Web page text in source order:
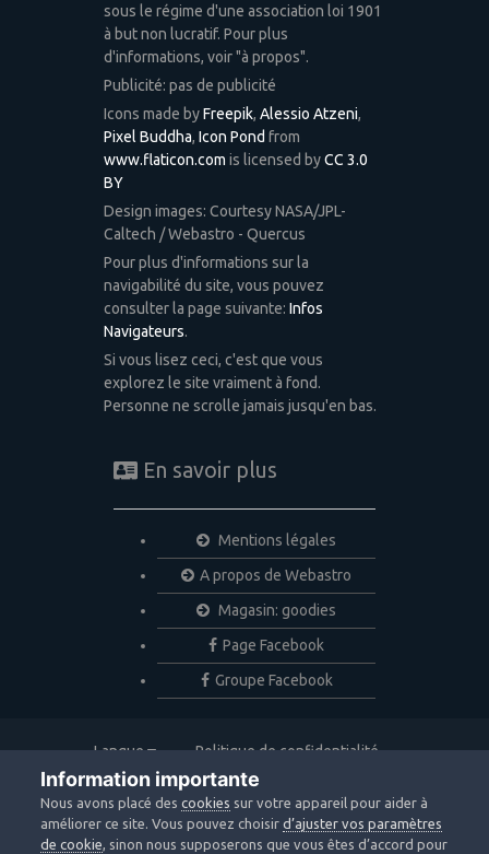
sous le régime d'une association loi 1901
à but non lucratif. Pour plus
d'informations, voir "à propos".
Publicité: pas de publicité
Icons made byFreepik, Alessio Atzeni,
Pixel Buddha, Icon Pond from
www.flaticon.com is licensed byCC 3.0
BY
Design images: Courtesy NASA/JPL-
Caltech / Webastro - Quercus
Pour plus d'informations sur la
navigabilité du site, vous pouvez
consulter la page suivante: Infos
Navigateurs.
Si vous lisez ceci, c'est que vous
explorez le site vraiment à fond.
Personne ne scrolle jamais jusqu'en bas.
En savoir plus
Mentions légales
A propos de Webastro
Magasin: goodies
Page Facebook
Groupe Facebook
Langue
Politique de confidentialité
Nous contacter
Copyright © 2020 Webastro
Powered by Invision Community
Information importante
Nous avons placé descookies sur votre appareil pour aider à
améliorer ce site. Vous pouvez choisird’ajuster vos paramètres
de cookie, sinon nous supposerons que vous êtes d’accord pour